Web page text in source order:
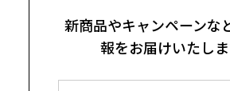
新商品やキャンペーンな
報をお届けいたしま